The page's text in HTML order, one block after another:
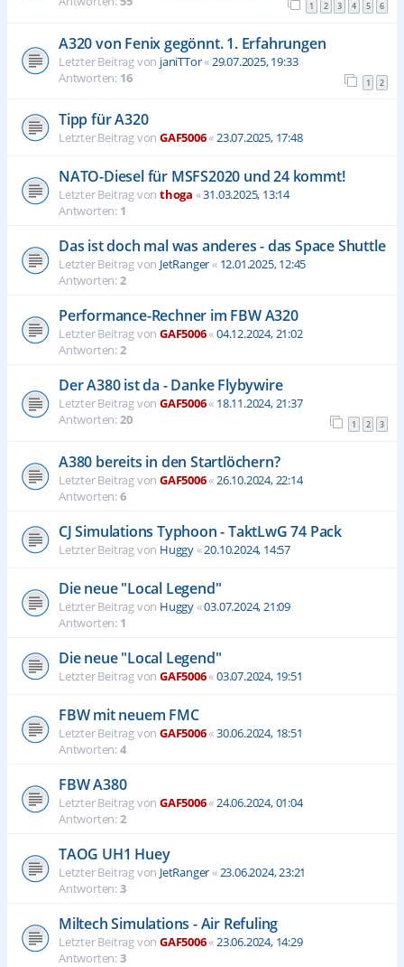
1 2 3 4 5 6
A320 von Fenix gegönnt. 1. Erfahrungen
Letzter Beitrag von janiTTor«29.07.2025, 19:33
Antworten: 16 1 2
Tipp für A320
Letzter Beitrag von GAF5006«23.07.2025, 17:48
NATO-Diesel für MSFS2020 und 24 kommt!
Letzter Beitrag von thoga «31.03.2025, 13:14
Antworten: 1
Das ist doch mal was anderes - das Space Shuttle
Letzter Beitrag von JetRanger« 12.01.2025, 12:45
Antworten:2
Performance-Rechner im FBW A320
Letzter Beitrag von GAF5006«04.12.2024, 21:02
Antworten:2
Der A380 ist da - Danke Flybywire
Letzter Beitrag von GAF5006« 18.11.2024, 21:37
Antworten:20 1 2 3
A380 bereits in den Startlöchern?
Letzter Beitrag von GAF5006«26.10.2024, 22:14
Antworten:6
CJ Simulations Typhoon - TaktLwG 74 Pack
Letzter Beitrag von Huggy«20.10.2024, 14:57
Die neue "Local Legend"
Letzter Beitrag von Huggy«03.07.2024, 21:09
Antworten: 1
Die neue "Local Legend"
Letzter Beitrag von GAF5006«03.07.2024, 19:51
FBW mit neuem FMC
Letzter Beitrag von GAF5006«30.06.2024, 18:51
Antworten:4
FBW A380
Letzter Beitrag von GAF5006«24.06.2024, 01:04
Antworten:2
TAOG UH1 Huey
Letzter Beitrag von JetRanger«23.06.2024, 23:21
Antworten:3
Miltech Simulations - Air Refuling
Letzter Beitrag von GAF5006«23.06.2024, 14:29
Antworten:3